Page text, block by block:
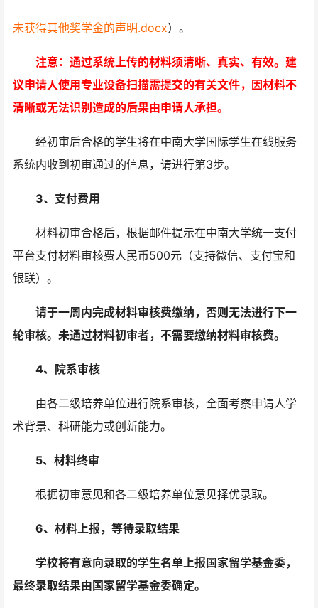
未获得其他奖学金的声明.docx）。
注意：通过系统上传的材料须清晰、真实、有效。建
议申请人使用专业设备扫描需提交的有关文件，因材料不
清晰或无法识别造成的后果由申请人承担。
经初审后合格的学生将在中南大学国际学生在线服务
系统内收到初审通过的信息，请进行第3步。
3、支付费用
材料初审合格后，根据邮件提示在中南大学统一支付
平台支付材料审核费人民币500元（支持微信、支付宝和
银联）。
请于一周内完成材料审核费缴纳，否则无法进行下一
轮审核。未通过材料初审者，不需要缴纳材料审核费。
4、院系审核
由各二级培养单位进行院系审核，全面考察申请人学
术背景、科研能力或创新能力。
5、材料终审
根据初审意见和各二级培养单位意见择优录取。
6、材料上报，等待录取结果
学校将有意向录取的学生名单上报国家留学基金委，
最终录取结果由国家留学基金委确定。